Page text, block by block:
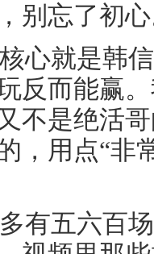
别忘了初
心就是韩
反而能赢
不是绝活
，用点“非
有五六百